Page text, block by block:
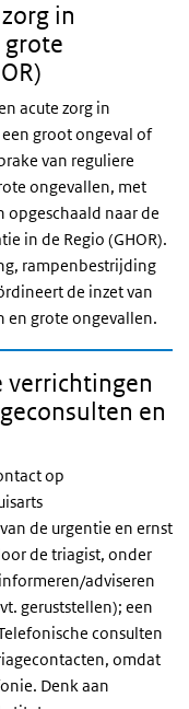
in
acute zorg in
groot ongeval of
van reguliere
ongevallen, met
opgeschaald naar de
in de Regio (GHOR).
rampenbestrijding
de inzet van
en grote ongevallen.
verrichtingen
en
op
de urgentie en ernst
de triagist, onder
adviseren
geruststellen); een
consulten
omdat
Denk aan